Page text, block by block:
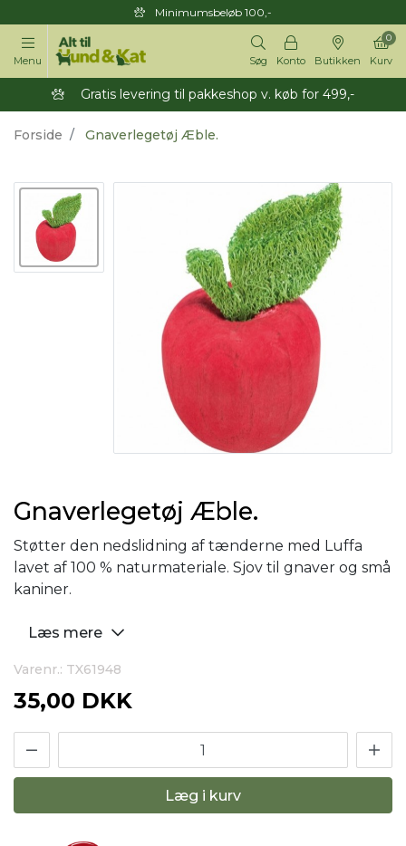
Minimumsbeløb 100,-
Menu Søg Konto Butikken Kurv
0
Gratis levering til pakkeshop v. køb for 499,-
Forside Gnaverlegetøj Æble.
Gnaverlegetøj Æble.
Støtter den nedslidning af tænderne med Luffa
lavet af 100 % naturmateriale. Sjov til gnaver og små
kaniner.
Læs mere
Varenr.: TX61948
35,00 DKK
Læg i kurv